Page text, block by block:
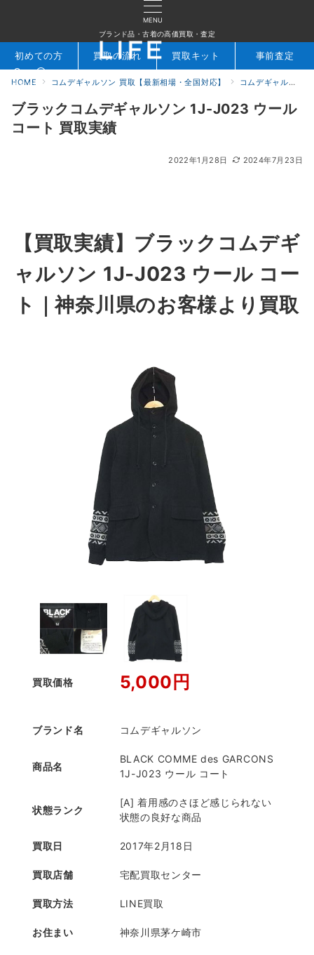
MENU
ブランド品・古着の高価買取・査定
検索 お問合せ
初めての方 買取の流れ 買取キット 事前査定
HOME コムデギャルソン 買取【最新相場・全国対応】 コムデギャルソン買取実績｜ブランド古着専門店LIFE
ブラックコムデギャルソン 1J-J023 ウール
コート 買取実績
2022年1月28日 2024年7月23日
【買取実績】ブラックコムデギ
ャルソン 1J-J023 ウール コー
ト｜神奈川県のお客様より買取
買取価格 5,000円
ブランド名 コムデギャルソン
商品名
BLACK COMME des GARCONS
1J-J023 ウール コート
状態ランク
[A] 着用感のさほど感じられない
状態の良好な商品
買取日 2017年2月18日
買取店舗 宅配買取センター
買取方法 LINE買取
お住まい 神奈川県茅ケ崎市